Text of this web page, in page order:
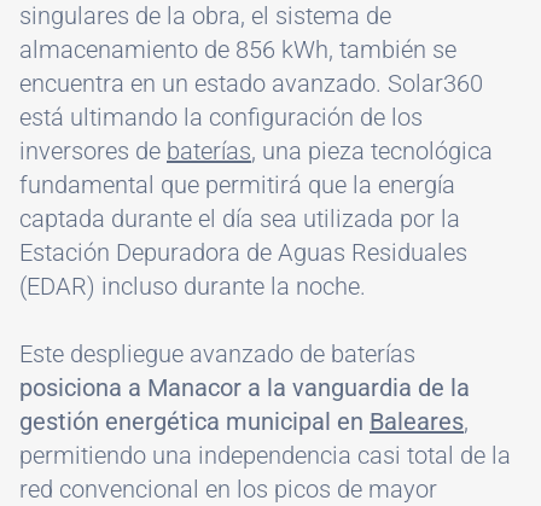
singulares de la obra, el sistema de
almacenamiento de 856 kWh, también se
encuentra en un estado avanzado. Solar360
está ultimando la configuración de los
inversores de baterías, una pieza tecnológica
fundamental que permitirá que la energía
captada durante el día sea utilizada por la
Estación Depuradora de Aguas Residuales
(EDAR) incluso durante la noche.
Este despliegue avanzado de baterías
posiciona a Manacor a la vanguardia de la
gestión energética municipal en Baleares,
permitiendo una independencia casi total de la
red convencional en los picos de mayor